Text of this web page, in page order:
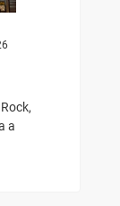
a